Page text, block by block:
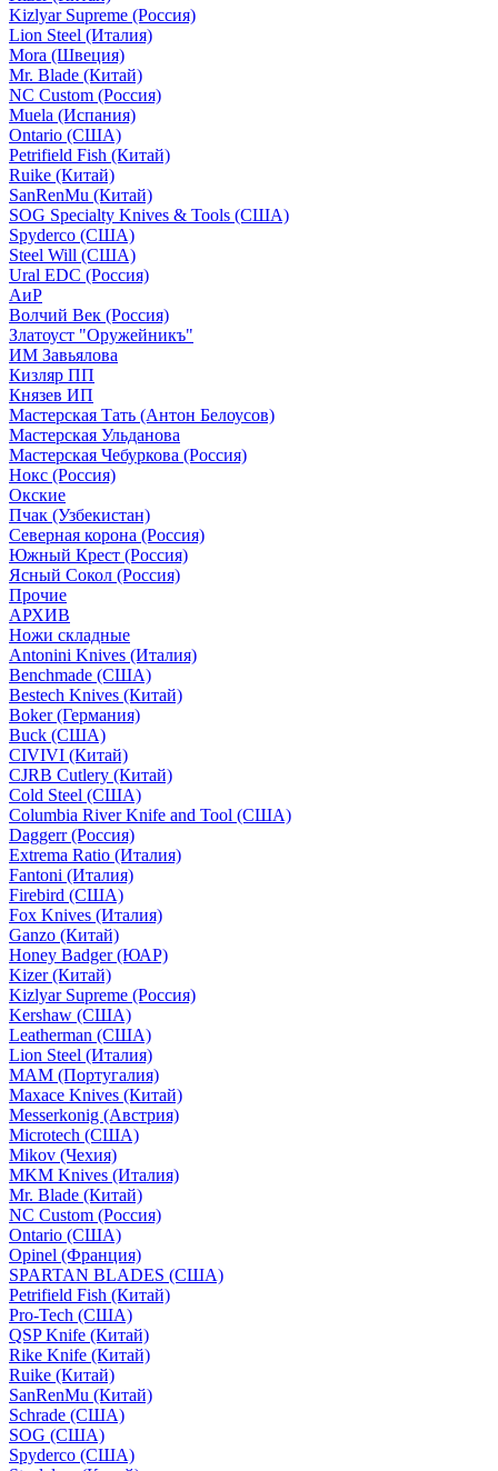
Kizlyar Supreme (Россия)
Lion Steel (Италия)
Mora (Швеция)
Mr. Blade (Китай)
NC Custom (Россия)
Muela (Испания)
Ontario (США)
Petrifield Fish (Китай)
Ruike (Китай)
SanRenMu (Китай)
SOG Specialty Knives & Tools (США)
Spyderco (США)
Steel Will (США)
Ural EDC (Россия)
АиР
Волчий Век (Россия)
Златоуст "Оружейникъ"
ИМ Завьялова
Кизляр ПП
Князев ИП
Мастерская Тать (Антон Белоусов)
Мастерская Ульданова
Мастерская Чебуркова (Россия)
Нокс (Россия)
Окские
Пчак (Узбекистан)
Северная корона (Россия)
Южный Крест (Россия)
Ясный Сокол (Россия)
Прочие
АРХИВ
Ножи складные
Antonini Knives (Италия)
Benchmade (США)
Bestech Knives (Китай)
Boker (Германия)
Buck (США)
CIVIVI (Китай)
CJRB Cutlery (Китай)
Cold Steel (США)
Columbia River Knife and Tool (США)
Daggerr (Россия)
Extrema Ratio (Италия)
Fantoni (Италия)
Firebird (США)
Fox Knives (Италия)
Ganzo (Китай)
Honey Badger (ЮАР)
Kizer (Китай)
Kizlyar Supreme (Россия)
Kershaw (США)
Leatherman (США)
Lion Steel (Италия)
MAM (Португалия)
Maxace Knives (Китай)
Messerkonig (Австрия)
Microtech (США)
Mikov (Чехия)
MKM Knives (Италия)
Mr. Blade (Китай)
NC Custom (Россия)
Ontario (США)
Opinel (Франция)
SPARTAN BLADES (США)
Petrifield Fish (Китай)
Pro-Tech (США)
QSP Knife (Китай)
Rike Knife (Китай)
Ruike (Китай)
SanRenMu (Китай)
Schrade (США)
SOG (США)
Spyderco (США)